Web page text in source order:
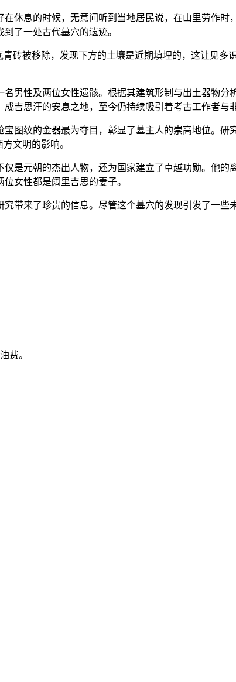
休息的时候，无意间听到当地居民说，在山里劳作
了一处古代墓穴的遗迹。
砖被移除，发现下方的土壤是近期填埋的，这让见
男性及两位女性遗骸。根据其建筑形制与出土器物
吉思汗的安息之地，至今仍持续吸引着考古工作者与
图纹的金器最为夺目，彰显了墓主人的崇高地位。
文明的影响。
是元朝的杰出人物，还为国家建立了卓越功勋。他
女性都是阔里吉思的妻子。
带来了珍贵的信息。尽管这个墓穴的发现引发了一些
费。